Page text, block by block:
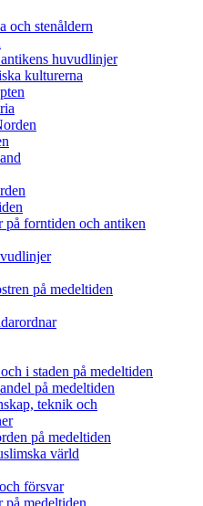
och stenåldern
huvudlinjer
kulturerna
på forntiden och antiken
på medeltiden
i staden på medeltiden
på medeltiden
teknik och
på medeltiden
värld
försvar
på medeltiden